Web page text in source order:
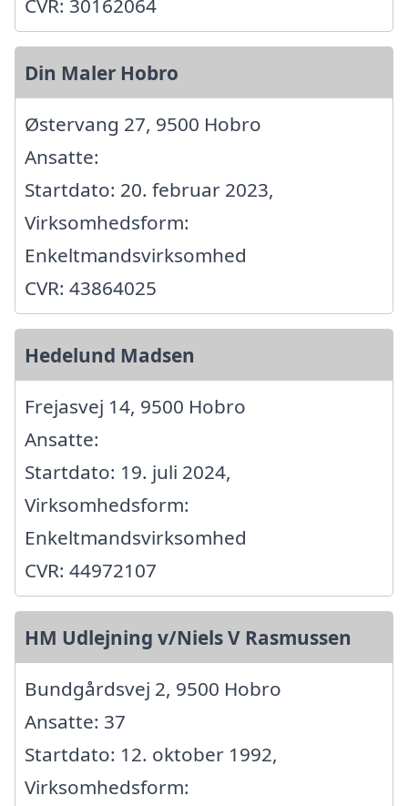
CVR: 30162064
Din Maler Hobro
Østervang 27, 9500 Hobro
Ansatte:
Startdato: 20. februar 2023,
Virksomhedsform:
Enkeltmandsvirksomhed
CVR: 43864025
Hedelund Madsen
Frejasvej 14, 9500 Hobro
Ansatte:
Startdato: 19. juli 2024,
Virksomhedsform:
Enkeltmandsvirksomhed
CVR: 44972107
HM Udlejning v/Niels V Rasmussen
Bundgårdsvej 2, 9500 Hobro
Ansatte: 37
Startdato: 12. oktober 1992,
Virksomhedsform: